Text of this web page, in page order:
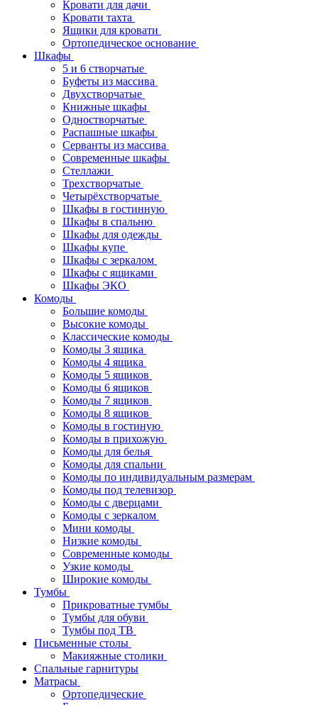
Кровати для дачи
Кровати тахта
Ящики для кровати
Ортопедическое основание
Шкафы
5 и 6 створчатые
Буфеты из массива
Двухстворчатые
Книжные шкафы
Одностворчатые
Распашные шкафы
Серванты из массива
Современные шкафы
Стеллажи
Трехстворчатые
Четырёхстворчатые
Шкафы в гостинную
Шкафы в спальню
Шкафы для одежды
Шкафы купе
Шкафы с зеркалом
Шкафы с ящиками
Шкафы ЭКО
Комоды
Большие комоды
Высокие комоды
Классические комоды
Комоды 3 ящика
Комоды 4 ящика
Комоды 5 ящиков
Комоды 6 ящиков
Комоды 7 ящиков
Комоды 8 ящиков
Комоды в гостиную
Комоды в прихожую
Комоды для белья
Комоды для спальни
Комоды по индивидуальным размерам
Комоды под телевизор
Комоды с дверцами
Комоды с зеркалом
Мини комоды
Низкие комоды
Современные комоды
Узкие комоды
Широкие комоды
Тумбы
Прикроватные тумбы
Тумбы для обуви
Тумбы под ТВ
Письменные столы
Макияжные столики
Спальные гарнитуры
Матрасы
Ортопедические